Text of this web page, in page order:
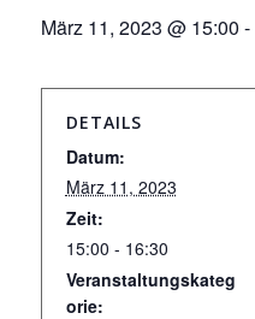
März 11, 2023 @ 15:00 -
DETAILS
Datum:
März 11, 2023
Zeit:
15:00 - 16:30
Veranstaltungskateg
orie: